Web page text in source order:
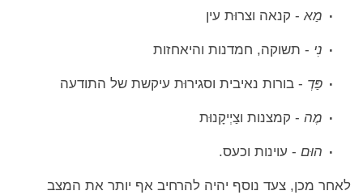
מַא - קנאה וצרוּת עין
נִי - תשוקה, חמדנות והיאחזות
פַּדְ - בורות נאיבית וסגירוּת עיקשת של התודעה
מֶה - קמצנות וצַיְיקָנוּת
הוּם - עוינות וכעס.
לאחר מכן, צעד נוסף יהיה להרחיב אף יותר את המצב